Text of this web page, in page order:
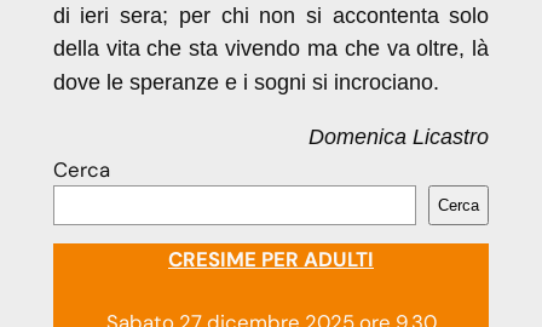
di ieri sera; per chi non si accontenta solo
della vita che sta vivendo ma che va oltre, là
dove le speranze e i sogni si incrociano.
Domenica Licastro
Cerca
Cerca
CRESIME PER ADULTI